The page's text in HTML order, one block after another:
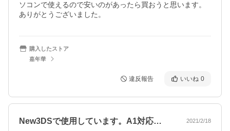
ソコンで使えるので安いのがあったら買おうと思います。
ありがとうございました。
購入したストア
嘉年華
違反報告 いいね 0
New3DSで使用しています。A1対応… 2021/2/18